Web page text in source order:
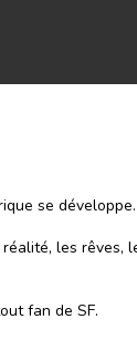
se
les
fan de SF.